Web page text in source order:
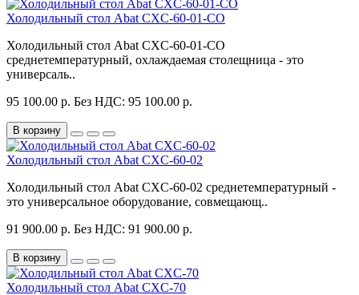
Холодильный стол Abat CXC-60-01-CO
Холодильный стол Abat CXC-60-01-CO
среднетемпературный, охлаждаемая столещница - это
универсаль..
95 100.00 р. Без НДС: 95 100.00 р.
В корзину
Холодильный стол Abat CXC-60-02
Холодильный стол Abat CXC-60-02 среднетемпературный -
это универсальное оборудование, совмещающ..
91 900.00 р. Без НДС: 91 900.00 р.
В корзину
Холодильный стол Abat CXC-70